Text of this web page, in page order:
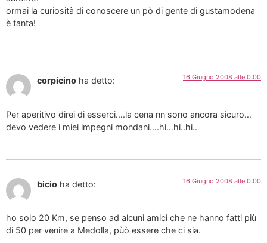
ormai la curiosità di conoscere un pò di gente di gustamodena
è tanta!
corpicino ha detto: 16 Giugno 2008 alle 0:00
Per aperitivo direi di esserci….la cena nn sono ancora sicuro…
devo vedere i miei impegni mondani….hi…hi..hi..
bicio ha detto: 16 Giugno 2008 alle 0:00
ho solo 20 Km, se penso ad alcuni amici che ne hanno fatti più
di 50 per venire a Medolla, pùò essere che ci sia.